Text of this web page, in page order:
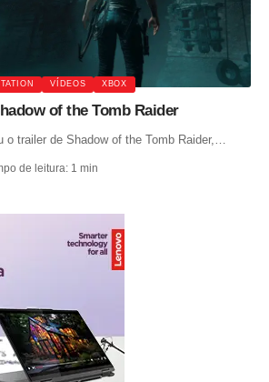
VÍDEOS XBOX
of the Tomb Raider
o trailer de Shadow of the Tomb Raider,…
de leitura: 1 min